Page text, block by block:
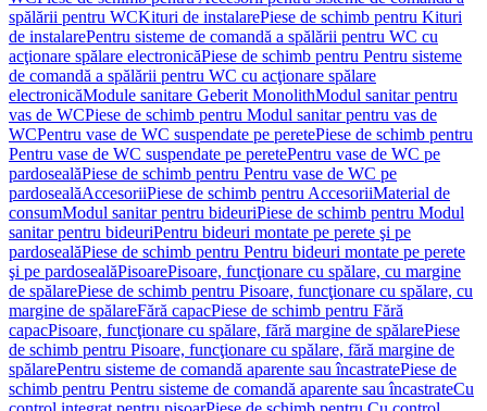
spălării pentru WCKituri de instalarePiese de schimb pentru Kituri
de instalarePentru sisteme de comandă a spălării pentru WC cu
acţionare spălare electronicăPiese de schimb pentru Pentru sisteme
de comandă a spălării pentru WC cu acţionare spălare
electronicăModule sanitare Geberit MonolithModul sanitar pentru
vas de WCPiese de schimb pentru Modul sanitar pentru vas de
WCPentru vase de WC suspendate pe peretePiese de schimb pentru
Pentru vase de WC suspendate pe peretePentru vase de WC pe
pardosealăPiese de schimb pentru Pentru vase de WC pe
pardosealăAccesoriiPiese de schimb pentru AccesoriiMaterial de
consumModul sanitar pentru bideuriPiese de schimb pentru Modul
sanitar pentru bideuriPentru bideuri montate pe perete şi pe
pardosealăPiese de schimb pentru Pentru bideuri montate pe perete
şi pe pardosealăPisoarePisoare, funcţionare cu spălare, cu margine
de spălarePiese de schimb pentru Pisoare, funcţionare cu spălare, cu
margine de spălareFără capacPiese de schimb pentru Fără
capacPisoare, funcţionare cu spălare, fără margine de spălarePiese
de schimb pentru Pisoare, funcţionare cu spălare, fără margine de
spălarePentru sisteme de comandă aparente sau încastratePiese de
schimb pentru Pentru sisteme de comandă aparente sau încastrateCu